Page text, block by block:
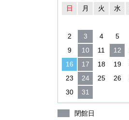
日
月 火 水
2
3 4 5
9
10 11 12
16
17 18 19
23
24 25 26
30
31
閉館日